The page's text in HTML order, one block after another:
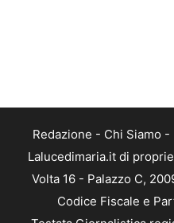
Redazione - Chi Siamo -
Lalucedimaria.it di
Volta 16 - Palazzo C,
Codice Fiscale e